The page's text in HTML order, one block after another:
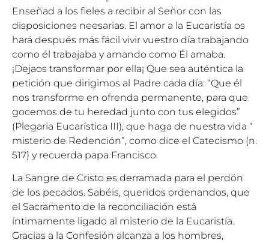
Enseñad a los fieles a recibir al Señor con las
disposiciones neesarias. El amor a la Eucaristía os
hará después más fácil vivir vuestro día trabajando
como él trabajaba y amando como Él amaba.
¡Dejaos transformar por ella¡ Que sea auténtica la
petición que dirigimos al Padre cada día: “Que él
nos transforme en ofrenda permanente, para que
gocemos de tu heredad junto con tus elegidos”
(Plegaria Eucarística III), que haga de nuestra vida “
misterio de Redención”, como dice el Catecismo (n.
517) y recuerda papa Francisco.
La Sangre de Cristo es derramada para el perdón
de los pecados. Sabéis, queridos ordenandos, que
el Sacramento de la reconciliación está
íntimamente ligado al misterio de la Eucaristía.
Gracias a la Confesión alcanza a los hombres,